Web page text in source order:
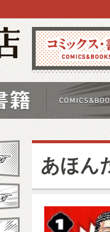
コミックス
あほん